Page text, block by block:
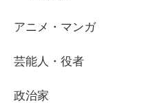
アニメ・マンガ
芸能人・役者
政治家